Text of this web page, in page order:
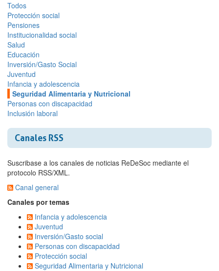
Todos
Protección social
Pensiones
Institucionalidad social
Salud
Educación
Inversión/Gasto Social
Juventud
Infancia y adolescencia
Seguridad Alimentaria y Nutricional
Personas con discapacidad
Inclusión laboral
Canales RSS
Suscribase a los canales de noticias ReDeSoc mediante el
protocolo RSS/XML.
Canal general
Canales por temas
Infancia y adolescencia
Juventud
Inversión/Gasto social
Personas con discapacidad
Protección social
Seguridad Alimentaria y Nutricional